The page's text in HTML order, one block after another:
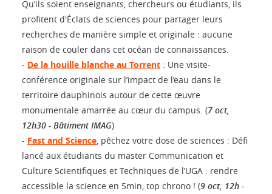
Qu’ils soient enseignants, chercheurs ou étudiants, ils
profitent d'Éclats de sciences pour partager leurs
recherches de manière simple et originale : aucune
raison de couler dans cet océan de connaissances.
- De la houille blanche au Torrent : Une visite-
conférence originale sur l’impact de l’eau dans le
territoire dauphinois autour de cette œuvre
monumentale amarrée au cœur du campus. (7 oct,
12h30 - Bâtiment IMAG)
- Fast and Science , pêchez votre dose de sciences : Défi
lancé aux étudiants du master Communication et
Culture Scientifiques et Techniques de l’UGA : rendre
accessible la science en 5min, top chrono ! (9 oct, 12h -